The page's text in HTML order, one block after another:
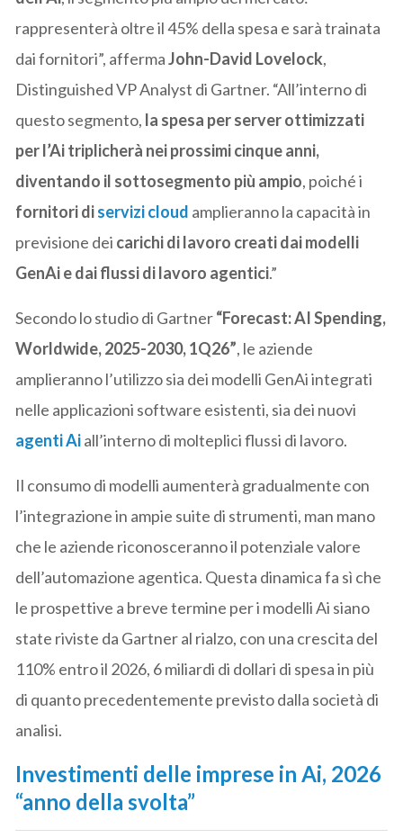
rappresenterà oltre il 45% della spesa e sarà trainata
dai fornitori”, affermaJohn-David Lovelock,
Distinguished VP Analyst di Gartner. “All’interno di
questo segmento, la spesa per server ottimizzati
per l’Ai triplicherà nei prossimi cinque anni,
diventando il sottosegmento più ampio, poiché i
fornitori diservizi cloud amplieranno la capacità in
previsione dei carichi di lavoro creati daimodelli
GenAi e dai flussi di lavoro agentici.”
Secondo lo studio di Gartner“Forecast: AI Spending,
Worldwide, 2025-2030, 1Q26”, le aziende
amplieranno l’utilizzo sia dei modelli GenAi integrati
nelle applicazioni software esistenti, sia dei nuovi
agenti Aiall’interno di molteplici flussi di lavoro.
Il consumo di modelli aumenterà gradualmente con
l’integrazione in ampie suite di strumenti, man mano
che le aziende riconosceranno il potenziale valore
dell’automazione agentica. Questa dinamica fa sì che
le prospettive a breve termine per i modelli Ai siano
state riviste da Gartner al rialzo, con una crescita del
110% entro il 2026, 6 miliardi di dollari di spesa in più
di quanto precedentemente previsto dalla società di
analisi.
Investimenti delle imprese in Ai, 2026
“anno della svolta”